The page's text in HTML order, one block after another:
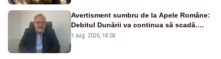
Avertisment sumbru de la Apele Române:
Debitul Dunării va continua să scadă.
Cernavodă s-ar putea închide în 4 zile
1 aug. 2026, 18:08